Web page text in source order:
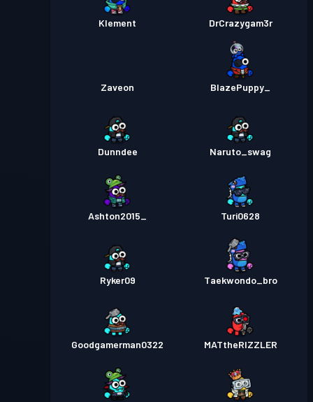
Klement DrCrazygam3r
Zaveon BlazePuppy_
Dunndee Naruto_swag
Ashton2015_ Turi0628
Ryker09 Taekwondo_bro
Goodgamerman0322 MATtheRIZZLER